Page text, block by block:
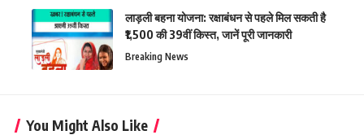
लाड़ली बहना योजना: रक्षाबंधन से पहले मिल सकती है
₹1,500 की 39वीं किस्त, जानें पूरी जानकारी
Breaking News
You Might Also Like